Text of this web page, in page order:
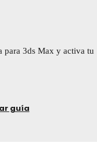
para 3ds Max y activa tu
guía